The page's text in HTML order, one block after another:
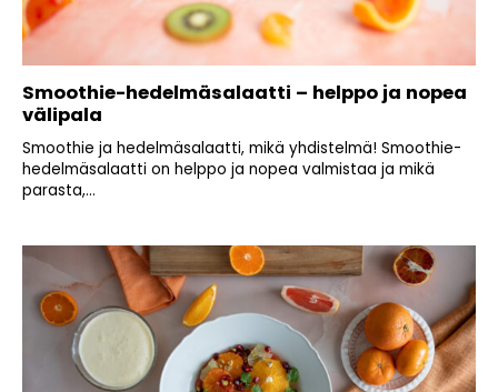
Smoothie-hedelmäsalaatti – helppo ja nopea
välipala
Smoothie ja hedelmäsalaatti, mikä yhdistelmä! Smoothie-
hedelmäsalaatti on helppo ja nopea valmistaa ja mikä
parasta,...